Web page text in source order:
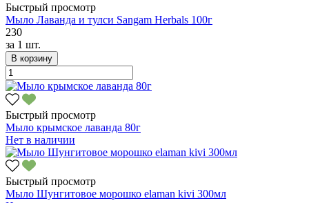
Быстрый просмотр
Мыло Лаванда и тулси Sangam Herbals 100г
230
за 1 шт.
В корзину
Быстрый просмотр
Мыло крымское лаванда 80г
Нет в наличии
Быстрый просмотр
Мыло Шунгитовое морошко elaman kivi 300мл